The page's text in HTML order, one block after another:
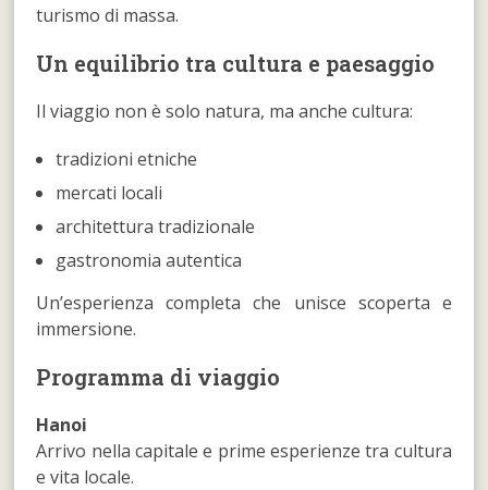
turismo di massa.
Un equilibrio tra cultura e paesaggio
Il viaggio non è solo natura, ma anche cultura:
tradizioni etniche
mercati locali
architettura tradizionale
gastronomia autentica
Un’esperienza completa che unisce scoperta e
immersione.
Programma di viaggio
Hanoi
Arrivo nella capitale e prime esperienze tra cultura
e vita locale.